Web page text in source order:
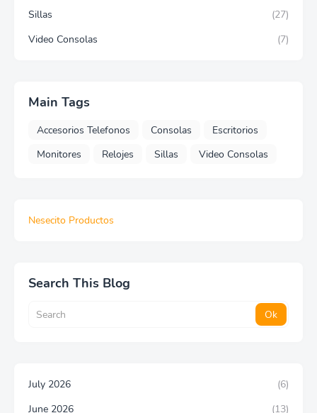
Sillas
(27)
Video Consolas
(7)
Main Tags
Accesorios Telefonos Consolas
Escritorios
Monitores
Relojes Sillas Video Consolas
Nesecito Productos
Search This Blog
July 2026
(6)
June 2026
(13)